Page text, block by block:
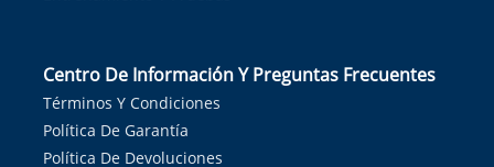
Centro De Información Y Preguntas Frecuentes
Términos Y Condiciones
Política De Garantía
Política De Devoluciones